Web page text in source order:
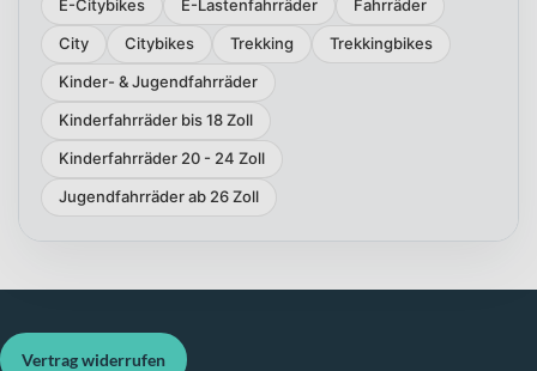
E-Citybikes
E-Lastenfahrräder
Fahrräder
City
Citybikes Trekking
Trekkingbikes
Kinder- & Jugendfahrräder
Kinderfahrräder bis 18 Zoll
Kinderfahrräder 20 - 24 Zoll
Jugendfahrräder ab 26 Zoll
Vertrag widerrufen